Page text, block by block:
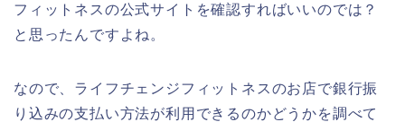
フィットネスの公式サイトを確認すればいいのでは？
と思ったんですよね。
なので、ライフチェンジフィットネスのお店で銀行振
り込みの支払い方法が利用できるのかどうかを調べて